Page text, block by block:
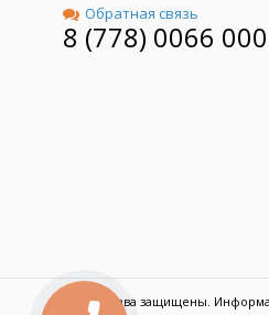
Обратная связь
8 (778) 0066 000
© Все права защищены.